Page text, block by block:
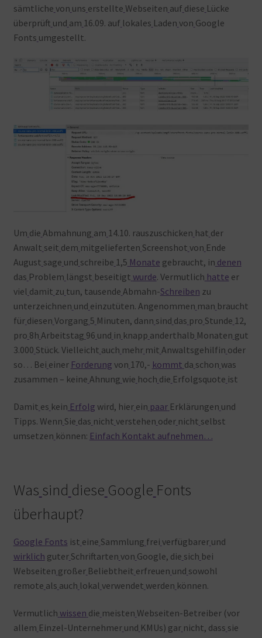
sämtliche von uns erstellte Webseiten auf diese Lücke
überprüft und am 16.09. auf lokales Laden von Google
Fonts umgestellt.
Um die Abmahnung am 14.10. rauszuschicken hat der
Anwalt seit dem mitgelieferten Screenshot von Ende
August sage und schreibe 1,5 Monate gebraucht, in denen
das Problem längst beseitigt wurde. Vermutlich hatte er
viel damit zu tun, tausende Abmahn-Schreiben zu
unterzeichnen und einzutüten. Angenommen man braucht
für diesen Vorgang 5 Minuten, dann sind das pro Stunde 12,
pro 8h Arbeitstag 96 und in knapp anderthalb Monaten gut
3.000 Stück. Vielleicht auch mehr mit Anwaltsgehilfin oder
so… Bei einer Forderung von 170,- kommt da schon was
zusammen – keine Ahnung wie hoch die Erfolgsquote ist
Damit es kein Erfolg wird, hier ein paar Erklärungen und
Tipps. Wenn Sie das nicht verstehen oder nicht selbst
umsetzen können: Einfach Kontakt aufnehmen…
Was sind diese Google Fonts
überhaupt?
Google Fonts ist eine Sammlung frei verfügbarer und
wirklich guter Schriftarten von Google, die sich bei
Webseiten großer Beliebtheit erfreuen und sowohl
remote als auch lokal verwendet werden können.
Vermutlich wissen die meisten Webseiten-Betreiber (vor
allem Einzel-Unternehmer und KMUs) gar nicht, dass sie